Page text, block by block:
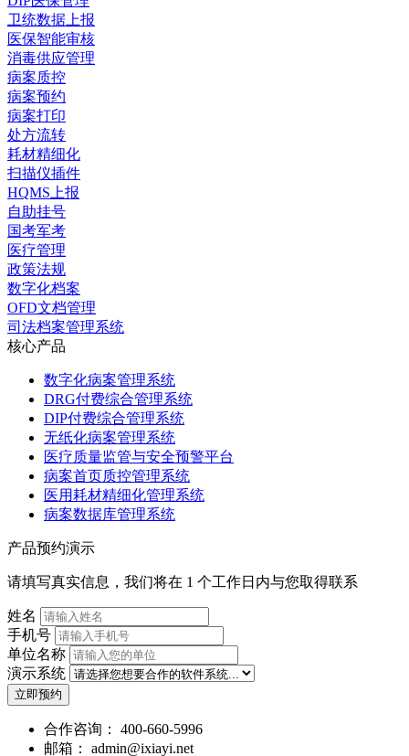
卫统数据上报
医保智能审核
消毒供应管理
病案质控
病案预约
病案打印
处方流转
耗材精细化
扫描仪插件
HQMS上报
自助挂号
国考军考
医疗管理
政策法规
数字化档案
OFD文档管理
司法档案管理系统
核心产品
数字化病案管理系统
DRG付费综合管理系统
DIP付费综合管理系统
无纸化病案管理系统
医疗质量监管与安全预警平台
病案首页质控管理系统
医用耗材精细化管理系统
病案数据库管理系统
产品预约演示
请填写真实信息，我们将在 1 个工作日内与您取得联系
姓名
手机号
单位名称
演示系统
立即预约
合作咨询： 400-660-5996
邮箱： admin@ixiayi.net